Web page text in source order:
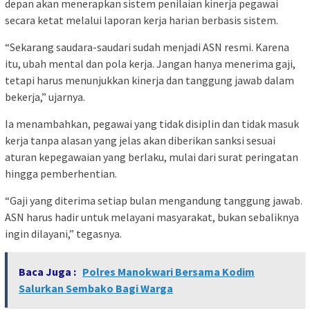
depan akan menerapkan sistem penilaian kinerja pegawai
secara ketat melalui laporan kerja harian berbasis sistem.
“Sekarang saudara-saudari sudah menjadi ASN resmi. Karena
itu, ubah mental dan pola kerja. Jangan hanya menerima gaji,
tetapi harus menunjukkan kinerja dan tanggung jawab dalam
bekerja,” ujarnya.
Ia menambahkan, pegawai yang tidak disiplin dan tidak masuk
kerja tanpa alasan yang jelas akan diberikan sanksi sesuai
aturan kepegawaian yang berlaku, mulai dari surat peringatan
hingga pemberhentian.
“Gaji yang diterima setiap bulan mengandung tanggung jawab.
ASN harus hadir untuk melayani masyarakat, bukan sebaliknya
ingin dilayani,” tegasnya.
Baca Juga : Polres Manokwari Bersama Kodim
Salurkan Sembako Bagi Warga